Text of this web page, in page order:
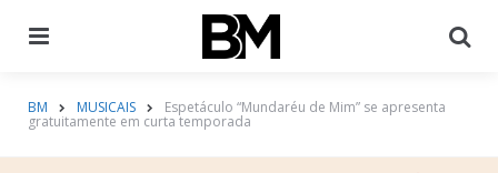
BM MUSICAIS Espetáculo “Mundaréu de Mim” se apresenta
gratuitamente em curta temporada